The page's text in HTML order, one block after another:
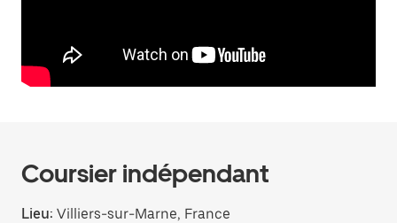
Coursier indépendant
Lieu: Villiers-sur-Marne, France